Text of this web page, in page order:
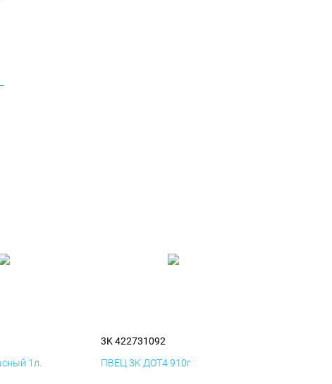
1л.
3K 422731092
ПВЕЦ 3K ДОТ4 910г